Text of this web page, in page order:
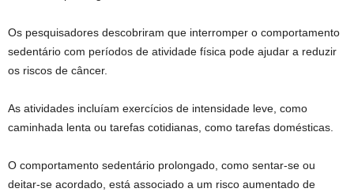
Os pesquisadores descobriram que interromper o comportamento
sedentário com períodos de atividade física pode ajudar a reduzir
os riscos de câncer.
As atividades incluíam exercícios de intensidade leve, como
caminhada lenta ou tarefas cotidianas, como tarefas domésticas.
O comportamento sedentário prolongado, como sentar-se ou
deitar-se acordado, está associado a um risco aumentado de